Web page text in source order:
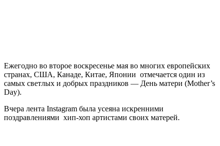
Ежегодно во второе воскресенье мая во многих европейских
странах, США, Канаде, Китае, Японии отмечается один из
самых светлых и добрых праздников — День матери (Mother’s
Day).
Вчера лента Instagram была усеяна искренними
поздравлениями хип-хоп артистами своих матерей.